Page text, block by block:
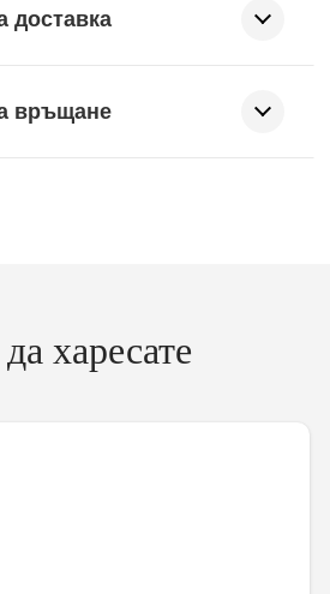
доставка
връщане
харесате